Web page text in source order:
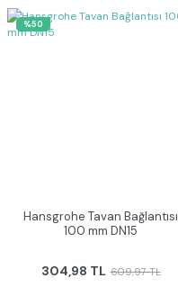
%50
Hansgrohe Tavan Bağlantısı
100 mm DN15
304,98 TL 609,97 TL